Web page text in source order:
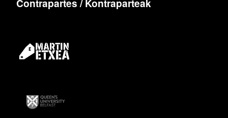
Contrapartes / Kontraparteak